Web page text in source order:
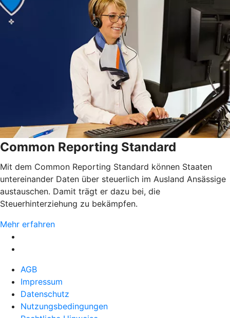
Common Reporting Standard
Mit dem Common Reporting Standard können Staaten
untereinander Daten über steuerlich im Ausland Ansässige
austauschen. Damit trägt er dazu bei, die
Steuerhinterziehung zu bekämpfen.
Mehr erfahren
AGB
Impressum
Datenschutz
Nutzungsbedingungen